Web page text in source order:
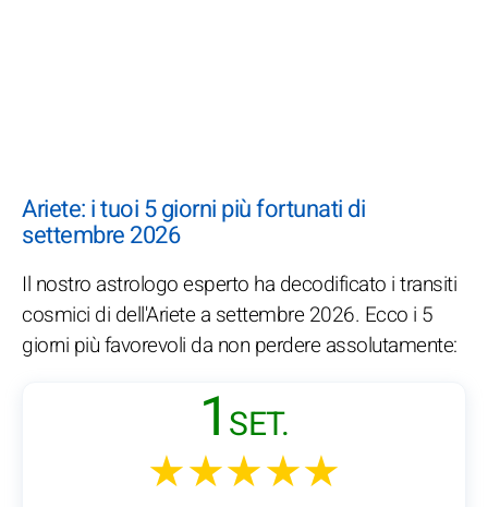
Ariete: i tuoi 5 giorni più fortunati di
settembre 2026
Il nostro astrologo esperto ha decodificato i transiti
cosmici di dell'Ariete a settembre 2026. Ecco i 5
giorni più favorevoli da non perdere assolutamente:
1 SET.
★★★★★